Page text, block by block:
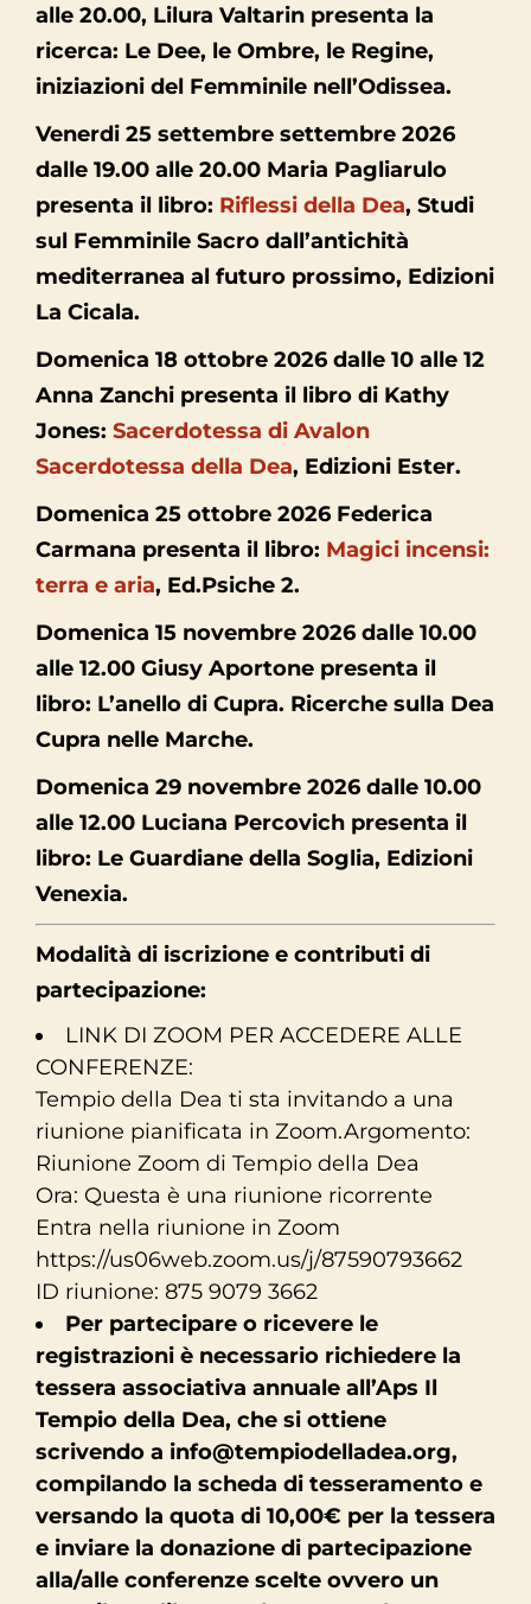
alle 20.00, Lilura Valtarin presenta la
ricerca: Le Dee, le Ombre, le Regine,
iniziazioni del Femminile nell’Odissea.
Venerdi 25 settembre settembre 2026
dalle 19.00 alle 20.00 Maria Pagliarulo
presenta il libro: Riflessi della Dea, Studi
sul Femminile Sacro dall’antichità
mediterranea al futuro prossimo, Edizioni
La Cicala.
Domenica 18 ottobre 2026 dalle 10 alle 12
Anna Zanchi presenta il libro di Kathy
Jones: Sacerdotessa di Avalon
Sacerdotessa della Dea, Edizioni Ester.
Domenica 25 ottobre 2026 Federica
Carmana presenta il libro: Magici incensi:
terra e aria, Ed.Psiche 2.
Domenica 15 novembre 2026 dalle 10.00
alle 12.00 Giusy Aportone presenta il
libro: L’anello di Cupra. Ricerche sulla Dea
Cupra nelle Marche.
Domenica 29 novembre 2026 dalle 10.00
alle 12.00 Luciana Percovich presenta il
libro: Le Guardiane della Soglia, Edizioni
Venexia.
Modalità di iscrizione e contributi di
partecipazione:
LINK DI ZOOM PER ACCEDERE ALLE
CONFERENZE:
Tempio della Dea ti sta invitando a una
riunione pianificata in Zoom.Argomento:
Riunione Zoom di Tempio della Dea
Ora: Questa è una riunione ricorrente
Entra nella riunione in Zoom
https://us06web.zoom.us/j/87590793662
ID riunione: 875 9079 3662
Per partecipare o ricevere le
registrazioni è necessario richiedere la
tessera associativa annuale all’Aps Il
Tempio della Dea, che si ottiene
scrivendo a info@tempiodelladea.org,
compilando la scheda di tesseramento e
versando la quota di 10,00€ per la tessera
e inviare la donazione di partecipazione
alla/alle conferenze scelte ovvero un